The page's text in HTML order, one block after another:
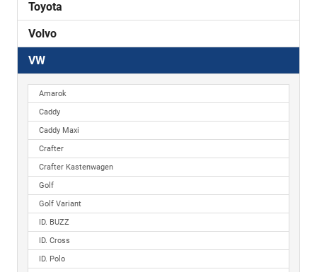
Toyota
Volvo
VW
Amarok
Caddy
Caddy Maxi
Crafter
Crafter Kastenwagen
Golf
Golf Variant
ID. BUZZ
ID. Cross
ID. Polo